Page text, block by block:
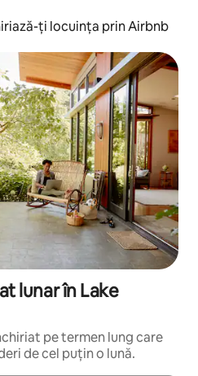
ți locuința prin Airbnb
lunar în Lake
pe termen lung care
de cel puțin o lună.